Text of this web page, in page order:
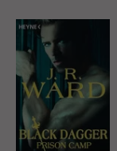
Zweck